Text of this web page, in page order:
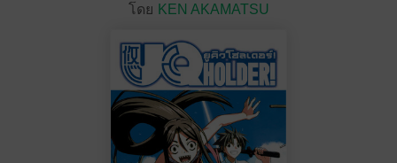
โดย KEN AKAMATSU